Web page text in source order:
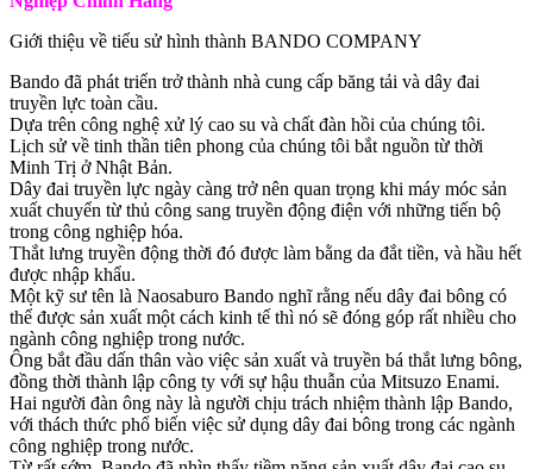
Giới thiệu về tiểu sử hình thành BANDO COMPANY
Bando đã phát triển trở thành nhà cung cấp băng tải và dây đai
truyền lực toàn cầu.
Dựa trên công nghệ xử lý cao su và chất đàn hồi của chúng tôi.
Lịch sử về tinh thần tiên phong của chúng tôi bắt nguồn từ thời
Minh Trị ở Nhật Bản.
Dây đai truyền lực ngày càng trở nên quan trọng khi máy móc sản
xuất chuyển từ thủ công sang truyền động điện với những tiến bộ
trong công nghiệp hóa.
Thắt lưng truyền động thời đó được làm bằng da đắt tiền, và hầu hết
được nhập khẩu.
Một kỹ sư tên là Naosaburo Bando nghĩ rằng nếu dây đai bông có
thể được sản xuất một cách kinh tế thì nó sẽ đóng góp rất nhiều cho
ngành công nghiệp trong nước.
Ông bắt đầu dấn thân vào việc sản xuất và truyền bá thắt lưng bông,
đồng thời thành lập công ty với sự hậu thuẫn của Mitsuzo Enami.
Hai người đàn ông này là người chịu trách nhiệm thành lập Bando,
với thách thức phổ biến việc sử dụng dây đai bông trong các ngành
công nghiệp trong nước.